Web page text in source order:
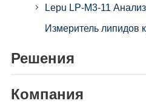
Lepu LP-M3-11
Измеритель липидов
Решения
Компания